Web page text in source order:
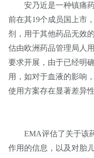
安乃近是一种镇痛药
前在其19个成员国上市
剂，用于其他药品无效
估由欧洲药品管理局人
要求开展，由于已经明
用，如对于血液的影响
使用方案存在显著差异
EMA评估了关于该药
作用的信息，以及对胎